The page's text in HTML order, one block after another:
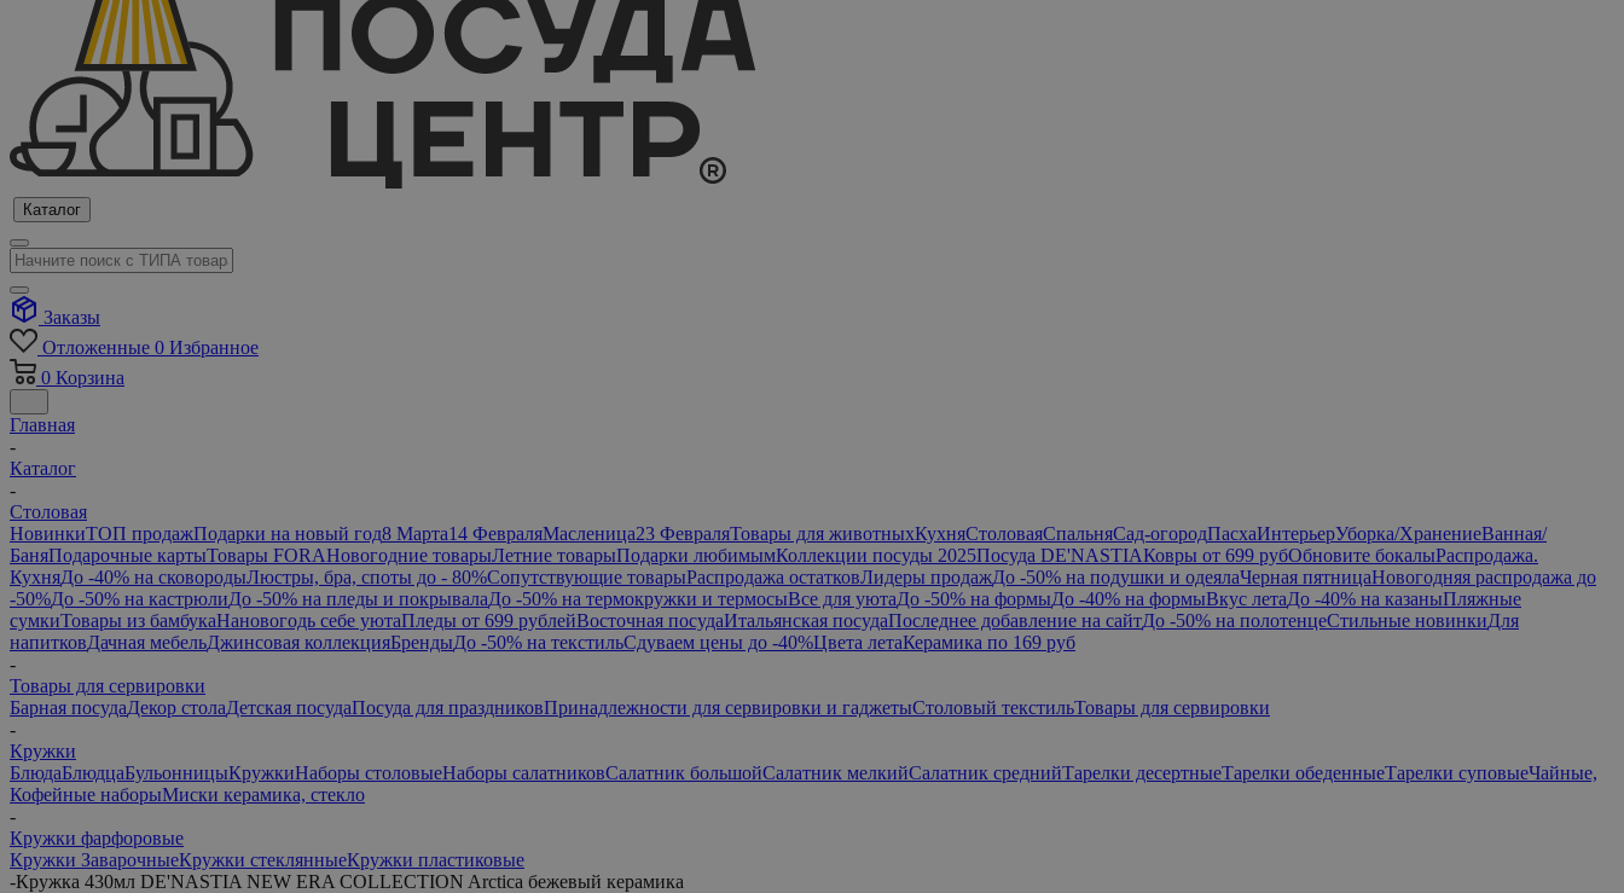
Каталог
Заказы
Отложенные 0 Избранное
0 Корзина
Главная
-
Каталог
-
Столовая
НовинкиТОП продажПодарки на новый год8 Марта14 ФевраляМасленица23 ФевраляТовары для животныхКухняСтоловаяСпальняСад-огородПасхаИнтерьерУборка/ХранениеВанная/
БаняПодарочные картыТовары FORAНовогодние товарыЛетние товарыПодарки любимымКоллекции посуды 2025Посуда DE'NASTIAКовры от 699 рубОбновите бокалыРаспродажа.
КухняДо -40% на сковородыЛюстры, бра, споты до - 80%Сопутствующие товарыРаспродажа остатковЛидеры продажДо -50% на подушки и одеялаЧерная пятницаНовогодняя распродажа до
-50%До -50% на кастрюлиДо -50% на пледы и покрывалаДо -50% на термокружки и термосыВсе для уютаДо -50% на формыДо -40% на формыВкус летаДо -40% на казаныПляжные
сумкиТовары из бамбукаНановогодь себе уютаПледы от 699 рублейВосточная посудаИтальянская посудаПоследнее добавление на сайтДо -50% на полотенцеСтильные новинкиДля
напитковДачная мебельДжинсовая коллекцияБрендыДо -50% на текстильСдуваем цены до -40%Цвета летаКерамика по 169 руб
-
Товары для сервировки
Барная посудаДекор столаДетская посудаПосуда для праздниковПринадлежности для сервировки и гаджетыСтоловый текстильТовары для сервировки
-
Кружки
БлюдаБлюдцаБульонницыКружкиНаборы столовыеНаборы салатниковСалатник большойСалатник мелкийСалатник среднийТарелки десертныеТарелки обеденныеТарелки суповыеЧайные,
Кофейные наборыМиски керамика, стекло
-
Кружки фарфоровые
Кружки ЗаварочныеКружки стеклянныеКружки пластиковые
-Кружка 430мл DE'NASTIA NEW ERA COLLECTION Arctica бежевый керамика